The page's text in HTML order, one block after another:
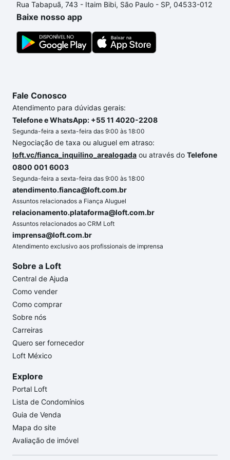
o imóvel dos seus sonhos com segurança e
conforto. Loft, com você até as chaves.
Rua Tabapuã, 743 - Itaim Bibi, São Paulo - SP, 04533-012
Baixe nosso app
Fale Conosco
Atendimento para dúvidas gerais:
Telefone e WhatsApp: +55 11 4020-2208
Segunda-feira a sexta-feira das 9:00 às 18:00
Negociação de taxa ou aluguel em atraso:
loft.vc/fianca_inquilino_arealogada ou através do Telefone
0800 001 6003
Segunda-feira a sexta-feira das 9:00 às 18:00
atendimento.fianca@loft.com.br
Assuntos relacionados a Fiança Aluguel
relacionamento.plataforma@loft.com.br
Assuntos relacionados ao CRM Loft
imprensa@loft.com.br
Atendimento exclusivo aos profissionais de imprensa
Sobre a Loft
Central de Ajuda
Como vender
Como comprar
Sobre nós
Carreiras
Quero ser fornecedor
Loft México
Explore
Portal Loft
Lista de Condomínios
Guia de Venda
Mapa do site
Avaliação de imóvel